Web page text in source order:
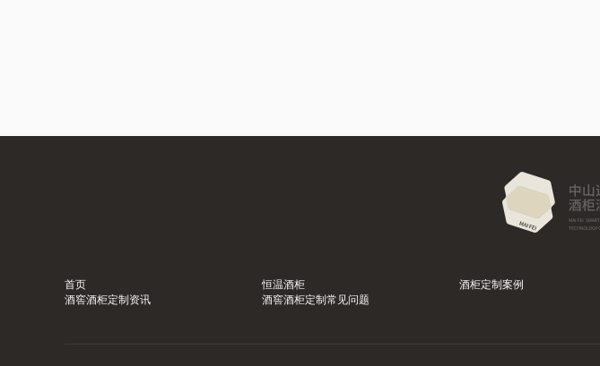
首页 恒温酒柜 酒柜定制案例
酒窖酒柜定制资讯
酒窖酒柜定制常见问题